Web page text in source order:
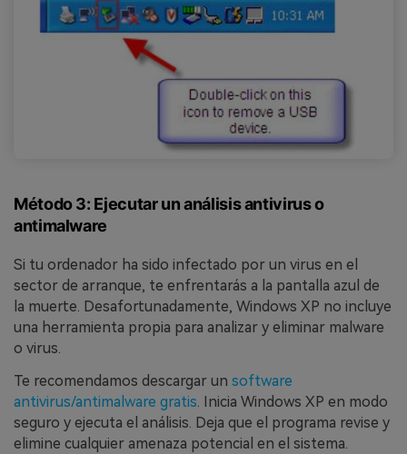
Método 3: Ejecutar un análisis antivirus o
antimalware
Si tu ordenador ha sido infectado por un virus en el
sector de arranque, te enfrentarás a la pantalla azul de
la muerte. Desafortunadamente, Windows XP no incluye
una herramienta propia para analizar y eliminar malware
o virus.
Te recomendamos descargar un software
antivirus/antimalware gratis. Inicia Windows XP en modo
seguro y ejecuta el análisis. Deja que el programa revise y
elimine cualquier amenaza potencial en el sistema.